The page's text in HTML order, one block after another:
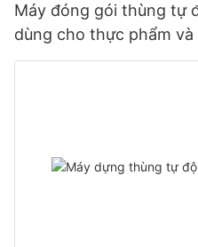
Máy đóng gói thùng tự
dùng cho thực phẩm và